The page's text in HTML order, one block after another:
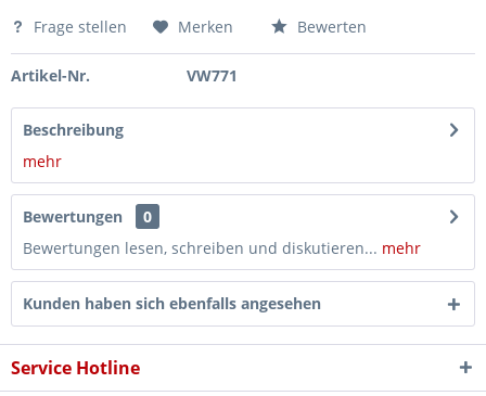
Frage stellen Merken Bewerten
Artikel-Nr. VW771
Beschreibung
mehr
Bewertungen
0
Bewertungen lesen, schreiben und diskutieren... mehr
Kunden haben sich ebenfalls angesehen
Service Hotline